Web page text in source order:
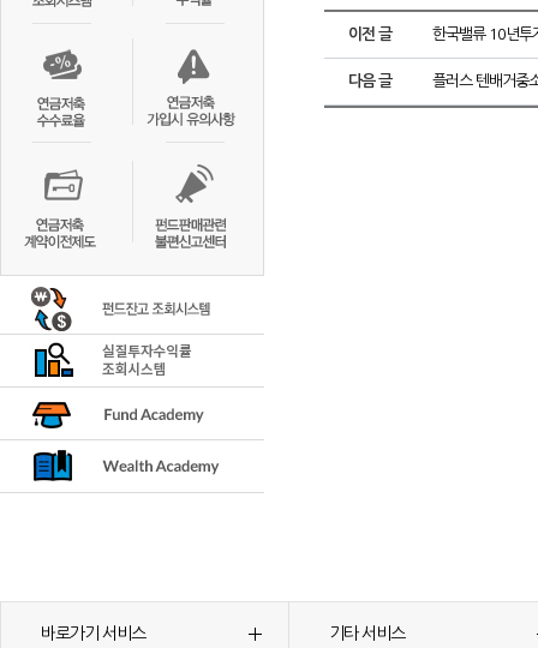
이전 글 한국밸류 10년투
다음 글 플러스 텐배거중
바로가기 서비스 기타 서비스